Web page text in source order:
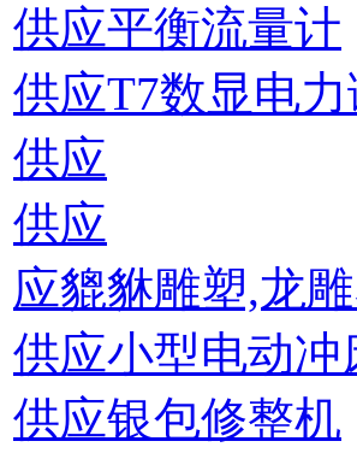
供应平衡流量计
供应T7数显电
供应
供应
应貔貅雕塑,龙
供应小型电动冲
供应银包修整机